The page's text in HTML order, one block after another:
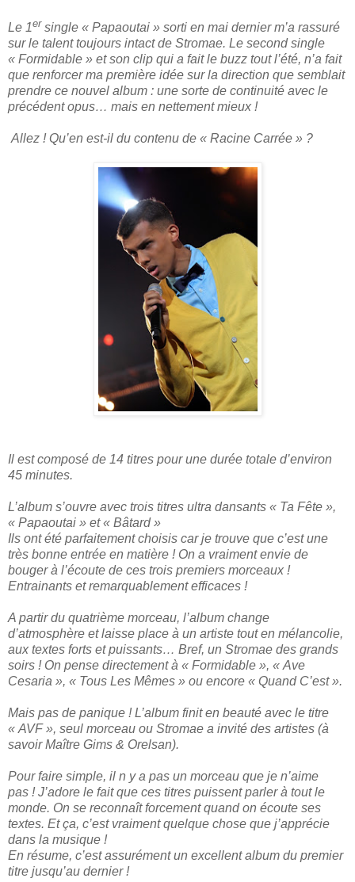
Le 1er single « Papaoutai » sorti en mai dernier m’a rassuré
sur le talent toujours intact de Stromae. Le second single
« Formidable » et son clip qui a fait le buzz tout l’été, n’a fait
que renforcer ma première idée sur la direction que semblait
prendre ce nouvel album : une sorte de continuité avec le
précédent opus… mais en nettement mieux !
Allez ! Qu’en est-il du contenu de « Racine Carrée » ?
Il est composé de 14 titres pour une durée totale d’environ
45 minutes.
L’album s’ouvre avec trois titres ultra dansants « Ta Fête »,
« Papaoutai » et « Bâtard »
Ils ont été parfaitement choisis car je trouve que c’est une
très bonne entrée en matière ! On a vraiment envie de
bouger à l’écoute de ces trois premiers morceaux !
Entrainants et remarquablement efficaces !
A partir du quatrième morceau, l’album change
d’atmosphère et laisse place à un artiste tout en mélancolie,
aux textes forts et puissants… Bref, un Stromae des grands
soirs ! On pense directement à « Formidable », « Ave
Cesaria », « Tous Les Mêmes » ou encore « Quand C’est ».
Mais pas de panique ! L’album finit en beauté avec le titre
« AVF », seul morceau ou Stromae a invité des artistes (à
savoir Maître Gims & Orelsan).
Pour faire simple, il n y a pas un morceau que je n’aime
pas ! J’adore le fait que ces titres puissent parler à tout le
monde. On se reconnaît forcement quand on écoute ses
textes. Et ça, c’est vraiment quelque chose que j’apprécie
dans la musique !
En résume, c’est assurément un excellent album du premier
titre jusqu’au dernier !